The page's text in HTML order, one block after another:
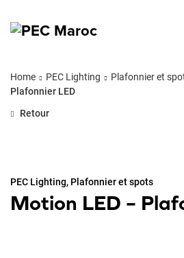
Home PEC Lighting Plafonnier et
Plafonnier LED
Retour
PEC Lighting, Plafonnier et spots
Motion LED –